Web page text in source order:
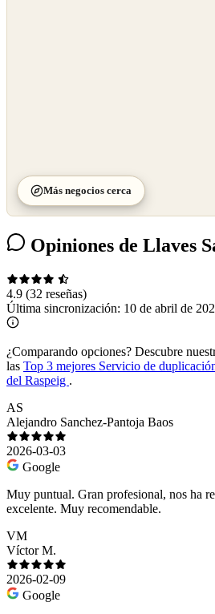
Más negocios cerca
Opiniones de Llaves
4.9 (32 reseñas)
Última sincronización: 10 de abril de
¿Comparando opciones? Descubre
las Top 3 mejores Servicio de
del Raspeig .
AS
Alejandro Sanchez-Pantoja Baos
2026-03-03
Google
Muy puntual. Gran profesional, nos ha
excelente. Muy recomendable.
VM
Víctor M.
2026-02-09
Google